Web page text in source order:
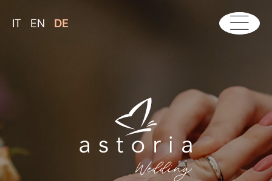
IT EN DE